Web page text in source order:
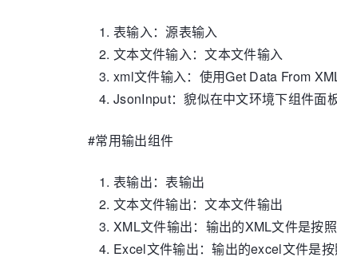
表输入：源表输入
文本文件输入：文本文件输入
xml文件输入：使用Get Data From
JsonInput：貌似在中文环境下组件面
#常用输出组件
表输出：表输出
文本文件输出：文本文件输出
XML文件输出：输出的XML文件是按
Excel文件输出：输出的excel文件是